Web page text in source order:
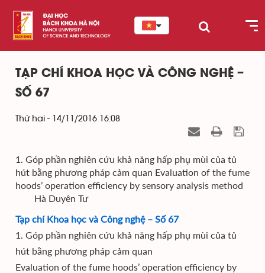
TẠP CHÍ KHOA HỌC VÀ CÔNG NGHỆ –
SỐ 67
Thứ hai - 14/11/2016 16:08
1. Góp phần nghiên cứu khả năng hấp phụ mùi của tủ
hút bằng phương pháp cảm quan Evaluation of the fume
hoods’ operation efficiency by sensory analysis method
Hà Duyên Tư
Tạp chí Khoa học và Công nghệ – Số 67
1. Góp phần nghiên cứu khả năng hấp phụ mùi của tủ
hút bằng phương pháp cảm quan
Evaluation of the fume hoods’ operation efficiency by